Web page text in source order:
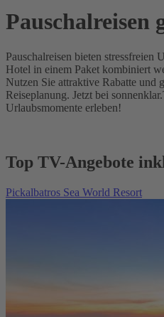
Pauschalreisen
Pauschalreisen bieten stressfreien
Hotel in einem Paket kombiniert
Nutzen Sie attraktive Rabatte und
Reiseplanung. Jetzt bei
Urlaubsmomente erleben!
Top TV-Angebote
Pickalbatros Sea World Resort